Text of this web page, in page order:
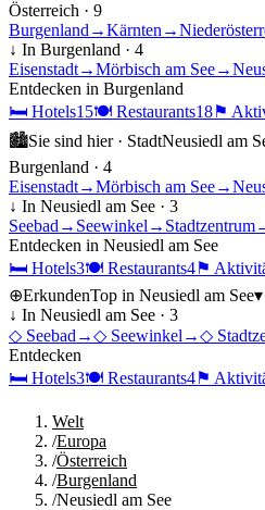
Österreich · 9
Burgenland →Kärnten →
↓ In Burgenland · 4
Eisenstadt→Mörbisch am See→
Entdecken in Burgenland
🛏 Hotels15🍽 Restaurants18⚑
🏙Sie sind hier · StadtNeusiedl am
Burgenland · 4
Eisenstadt→Mörbisch am See→
↓ In Neusiedl am See · 3
Seebad → Seewinkel → Stadtzentrum
Entdecken in Neusiedl am See
🛏 Hotels3🍽 Restaurants4⚑
⊕ErkundenTop in Neusiedl am See▾
↓ In Neusiedl am See · 3
◇ Seebad →◇ Seewinkel →◇
Entdecken
🛏 Hotels3🍽 Restaurants4⚑
Welt
/Europa
/Österreich
/Burgenland
/Neusiedl am See